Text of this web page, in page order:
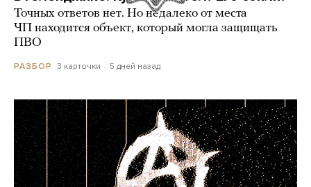
Точных ответов нет. Но недалеко от места
ЧП находится объект, который могла защищать
ПВО
РАЗБОР 3 карточки 5 дней назад